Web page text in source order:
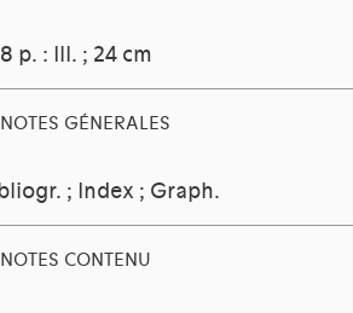
p. : Ill. ; 24 cm
NOTES GÉNERALES
; Index ; Graph.
NOTES CONTENU